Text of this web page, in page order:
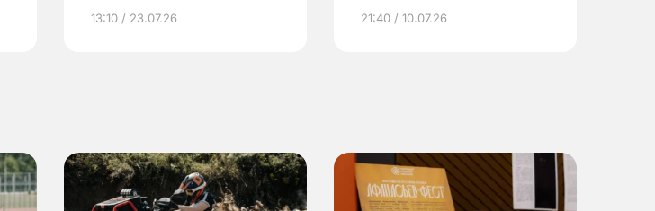
по ОМС!
13:10 / 23.07.26 21:40 / 10.07.26